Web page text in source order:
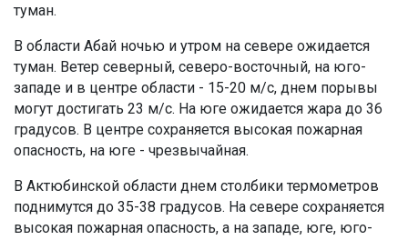
туман.
В области Абай ночью и утром на севере ожидается
туман. Ветер северный, северо-восточный, на юго-
западе и в центре области - 15-20 м/с, днем порывы
могут достигать 23 м/с. На юге ожидается жара до 36
градусов. В центре сохраняется высокая пожарная
опасность, на юге - чрезвычайная.
В Актюбинской области днем столбики термометров
поднимутся до 35-38 градусов. На севере сохраняется
высокая пожарная опасность, а на западе, юге, юго-